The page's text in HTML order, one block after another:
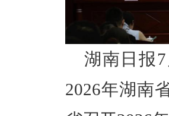
湖南日报
2026年湖南